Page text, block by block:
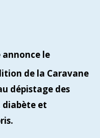
annonce le
de la Caravane
dépistage des
diabète et